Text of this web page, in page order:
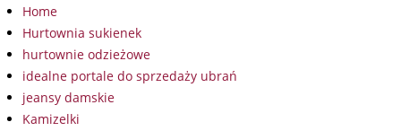
Home
Hurtownia sukienek
hurtownie odzieżowe
idealne portale do sprzedaży ubrań
jeansy damskie
Kamizelki